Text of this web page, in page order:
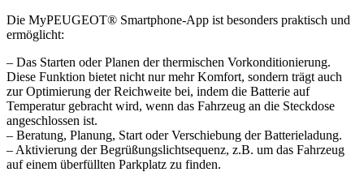
Die MyPEUGEOT® Smartphone-App ist besonders praktisch und
ermöglicht:
– Das Starten oder Planen der thermischen Vorkonditionierung.
Diese Funktion bietet nicht nur mehr Komfort, sondern trägt auch
zur Optimierung der Reichweite bei, indem die Batterie auf
Temperatur gebracht wird, wenn das Fahrzeug an die Steckdose
angeschlossen ist.
– Beratung, Planung, Start oder Verschiebung der Batterieladung.
– Aktivierung der Begrüßungslichtsequenz, z.B. um das Fahrzeug
auf einem überfüllten Parkplatz zu finden.